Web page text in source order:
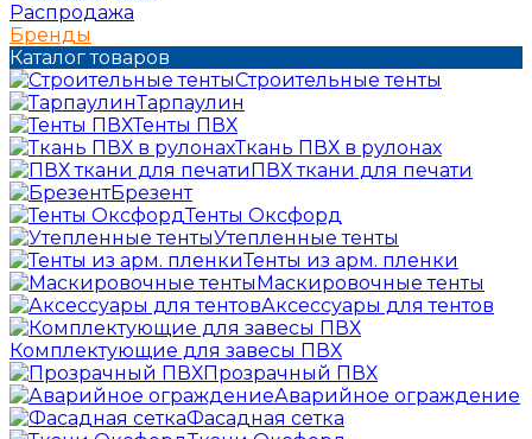
Распродажа
Бренды
Каталог товаров
Строительные тенты
Тарпаулин
Тенты ПВХ
Ткань ПВХ в рулонах
ПВХ ткани для печати
Брезент
Тенты Оксфорд
Утепленные тенты
Тенты из арм. пленки
Маскировочные тенты
Аксессуары для тентов
Комплектующие для завесы ПВХ
Прозрачный ПВХ
Аварийное ограждение
Фасадная сетка